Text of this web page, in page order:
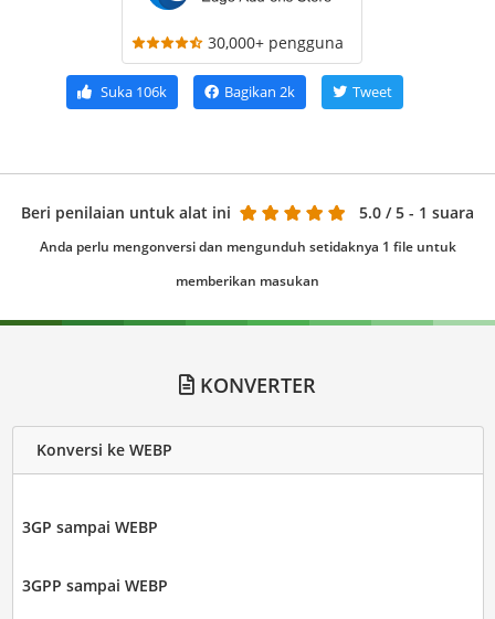
30,000+ pengguna
Suka106k Bagikan 2k Tweet
Beri penilaian untuk alat ini 5.0 / 5 - 1 suara
Anda perlu mengonversi dan mengunduh setidaknya 1 file untuk
memberikan masukan
KONVERTER
Konversi ke WEBP
3GP sampai WEBP
3GPP sampai WEBP